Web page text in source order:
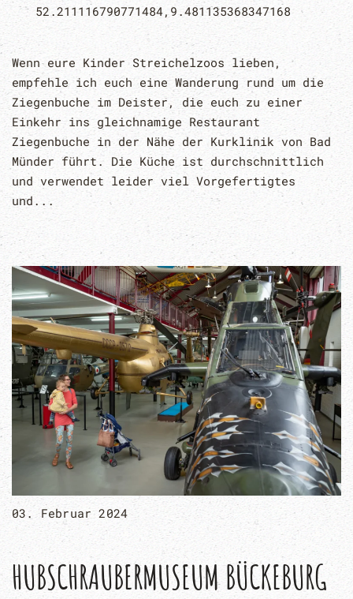
52.211116790771484,9.481135368347168
Wenn eure Kinder Streichelzoos lieben,
empfehle ich euch eine Wanderung rund um die
Ziegenbuche im Deister, die euch zu einer
Einkehr ins gleichnamige Restaurant
Ziegenbuche in der Nähe der Kurklinik von Bad
Münder führt. Die Küche ist durchschnittlich
und verwendet leider viel Vorgefertigtes
und...
03. Februar 2024
HUBSCHRAUBERMUSEUM BÜCKEBURG